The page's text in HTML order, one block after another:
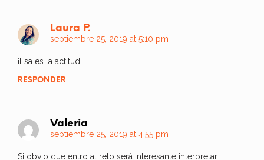
Laura P.
septiembre 25, 2019 at 5:10 pm
¡Esa es la actitud!
RESPONDER
Valeria
septiembre 25, 2019 at 4:55 pm
Si obvio que entro al reto será interesante interpretar